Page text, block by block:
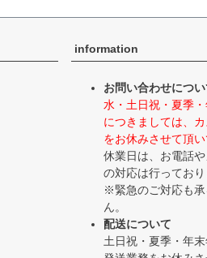
information
お問い合わせについ
水・土日祝・夏季
につきましては、
をお休みさせて頂い
休業日は、お電話
の対応は行っており
※緊急のご対応も
ん。
配送について
土日祝・夏季・年末